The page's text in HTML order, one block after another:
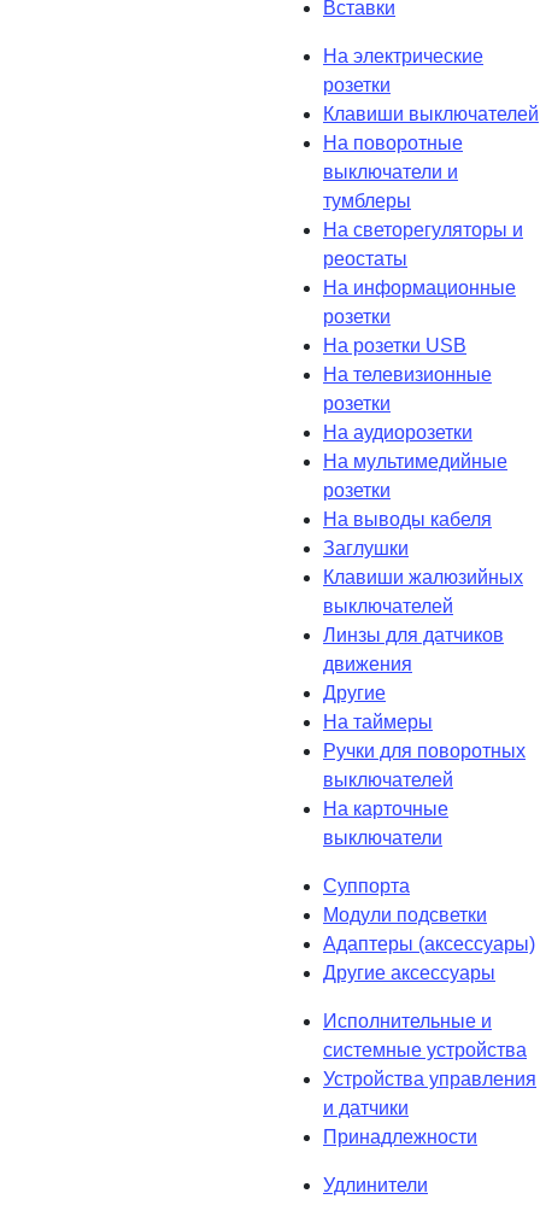
Вставки
На электрические
розетки
Клавиши выключателей
На поворотные
выключатели и
тумблеры
На светорегуляторы и
реостаты
На информационные
розетки
На розетки USB
На телевизионные
розетки
На аудиорозетки
На мультимедийные
розетки
На выводы кабеля
Заглушки
Клавиши жалюзийных
выключателей
Линзы для датчиков
движения
Другие
На таймеры
Ручки для поворотных
выключателей
На карточные
выключатели
Суппорта
Модули подсветки
Адаптеры (аксессуары)
Другие аксессуары
Исполнительные и
системные устройства
Устройства управления
и датчики
Принадлежности
Удлинители